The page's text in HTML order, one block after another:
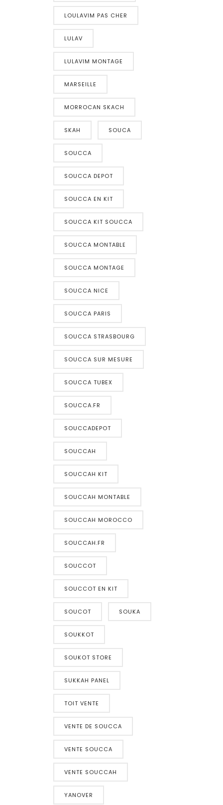
LOULAVIM PAS CHER
LULAV
LULAVIM MONTAGE
MARSEILLE
MORROCAN SKACH
SKAH SOUCA
SOUCCA
SOUCCA DEPOT
SOUCCA EN KIT
SOUCCA KIT SOUCCA
SOUCCA MONTABLE
SOUCCA MONTAGE
SOUCCA NICE
SOUCCA PARIS
SOUCCA STRASBOURG
SOUCCA SUR MESURE
SOUCCA TUBEX
SOUCCA.FR
SOUCCADEPOT
SOUCCAH
SOUCCAH KIT
SOUCCAH MONTABLE
SOUCCAH MOROCCO
SOUCCAH.FR
SOUCCOT
SOUCCOT EN KIT
SOUCOT SOUKA
SOUKKOT
SOUKOT STORE
SUKKAH PANEL
TOIT VENTE
VENTE DE SOUCCA
VENTE SOUCCA
VENTE SOUCCAH
YANOVER